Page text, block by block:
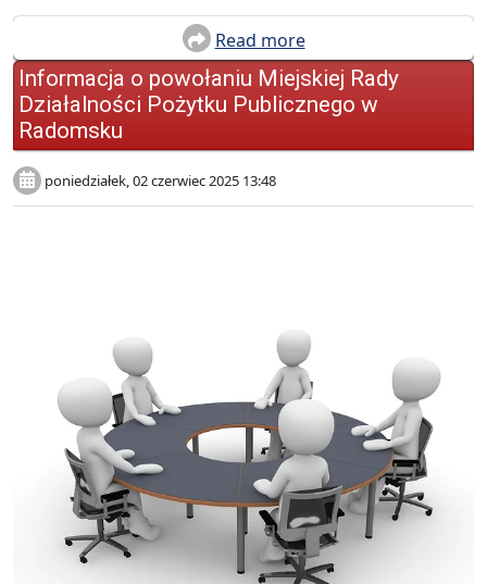
Read more
Informacja o powołaniu Miejskiej Rady
Działalności Pożytku Publicznego w
Radomsku
poniedziałek, 02 czerwiec 2025 13:48